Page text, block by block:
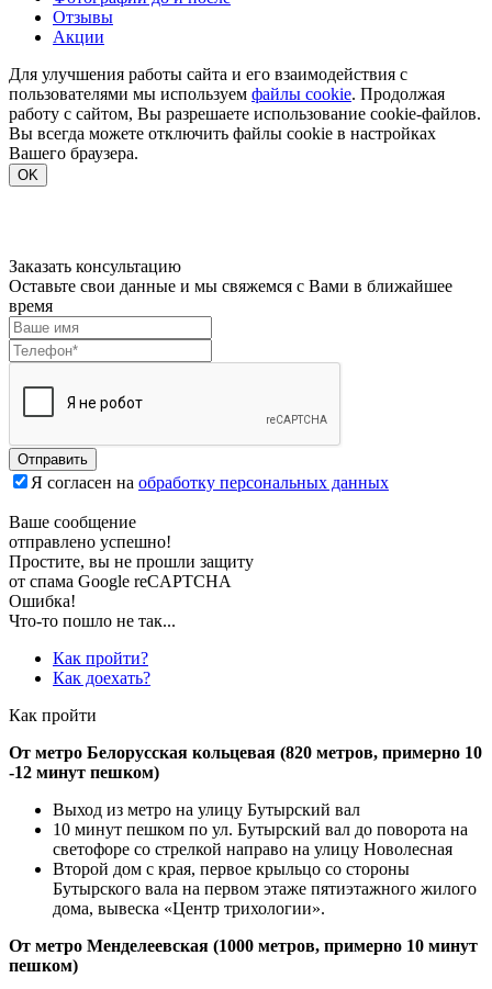
Отзывы
Акции
Для улучшения работы сайта и его взаимодействия с
пользователями мы используем файлы cookie. Продолжая
работу с сайтом, Вы разрешаете использование cookie-файлов.
Вы всегда можете отключить файлы cookie в настройках
Вашего браузера.
OK
Заказать консультацию
Оставьте свои данные и мы свяжемся с Вами в ближайшее
время
Отправить
Я согласен на обработку персональных данных
Ваше сообщение
отправлено успешно!
Простите, вы не прошли защиту
от спама Google reCAPTCHA
Ошибка!
Что-то пошло не так...
Как пройти?
Как доехать?
Как пройти
От метро Белорусская кольцевая (820 метров, примерно 10
-12 минут пешком)
Выход из метро на улицу Бутырский вал
10 минут пешком по ул. Бутырский вал до поворота на
светофоре со стрелкой направо на улицу Новолесная
Второй дом с края, первое крыльцо со стороны
Бутырского вала на первом этаже пятиэтажного жилого
дома, вывеска «Центр трихологии».
От метро Менделеевская (1000 метров, примерно 10 минут
пешком)